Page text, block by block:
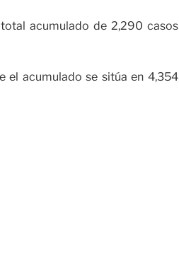
acumulado de 2,290 casos
el acumulado se sitúa en 4,354